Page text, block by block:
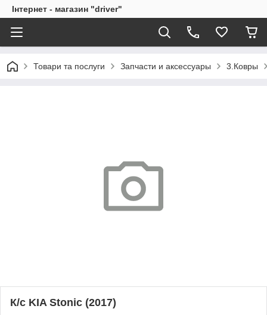
Інтернет - магазин "driver"
Товари та послуги Запчасти и аксессуары 3.Ковры
К/с KIA Stonic (2017)